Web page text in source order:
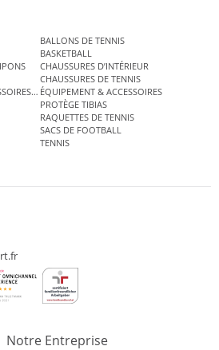
BALLONS DE TENNIS
BASKETBALL
CHAUSSURES D’INTÉRIEUR
CHAUSSURES DE TENNIS
DE TENNIS
ÉQUIPEMENT & ACCESSOIRES
PROTÈGE TIBIAS
RAQUETTES DE TENNIS
SACS DE FOOTBALL
TENNIS
Notre Entreprise